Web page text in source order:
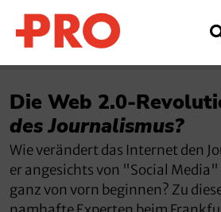
Die Web 2.0-
des Journalismus?
Wie verändert das Internet den
er angesichts von "Social
ganz von vorn beginnen? Zu